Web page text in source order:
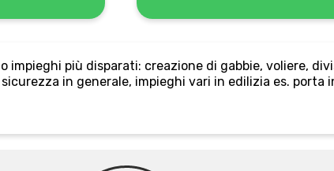
più disparati: creazione di gabbie, voliere,
in generale, impieghi vari in edilizia es. porta